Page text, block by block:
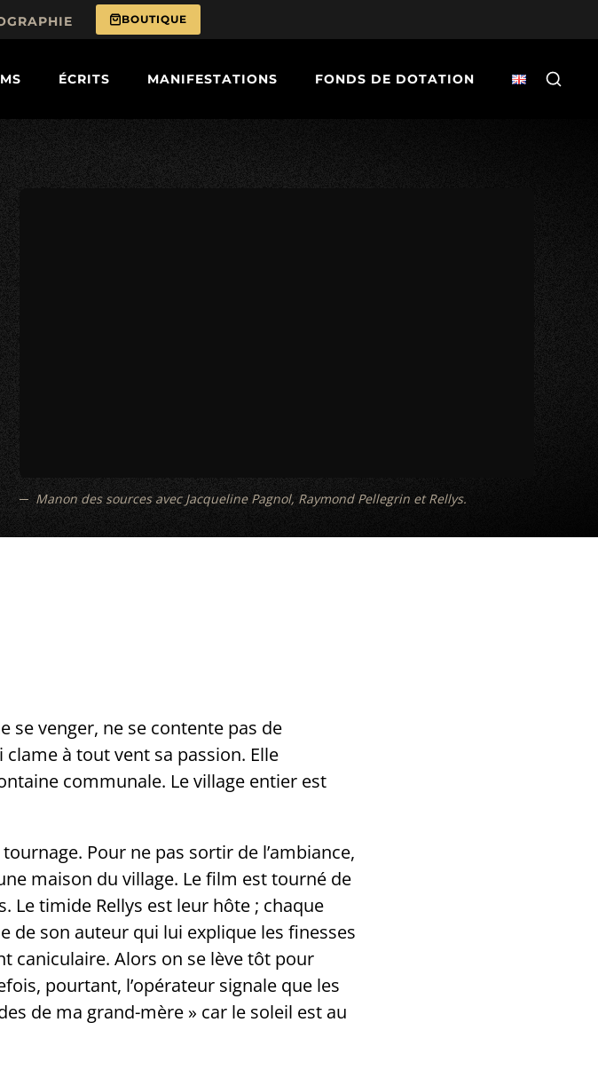
BOUTIQUE
ÉCRITS MANIFESTATIONS FONDS DE DOTATION
Manon des sources avec Jacqueline Pagnol, Raymond Pellegrin et Rellys.
se venger, ne se contente pas de
à tout vent sa passion. Elle
communale. Le village entier est
Pour ne pas sortir de l’ambiance,
maison du village. Le film est tourné de
Le timide Rellys est leur hôte ; chaque
de son auteur qui lui explique les finesses
caniculaire. Alors on se lève tôt pour
pourtant, l’opérateur signale que les
de ma grand-mère » car le soleil est au